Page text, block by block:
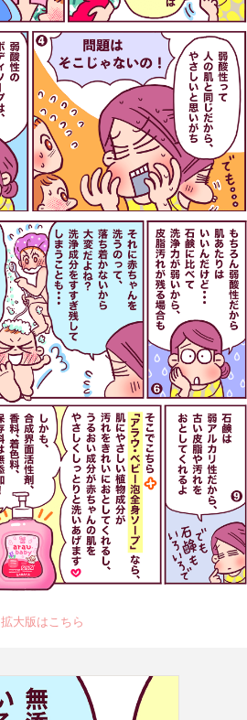
拡大版はこちら